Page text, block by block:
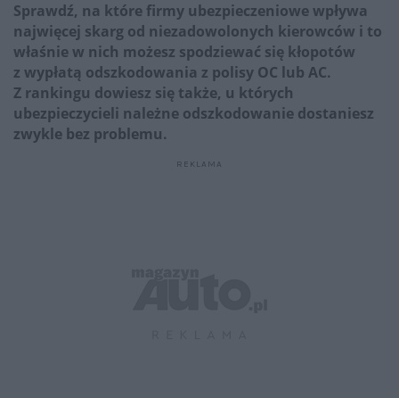
Sprawdź, na które firmy ubezpieczeniowe wpływa
najwięcej skarg od niezadowolonych kierowców i to
właśnie w nich możesz spodziewać się kłopotów
z wypłatą odszkodowania z polisy OC lub AC.
Z rankingu dowiesz się także, u których
ubezpieczycieli należne odszkodowanie dostaniesz
zwykle bez problemu.